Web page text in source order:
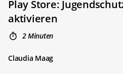
Play Store:
aktivieren
2 Minuten
Claudia Maag